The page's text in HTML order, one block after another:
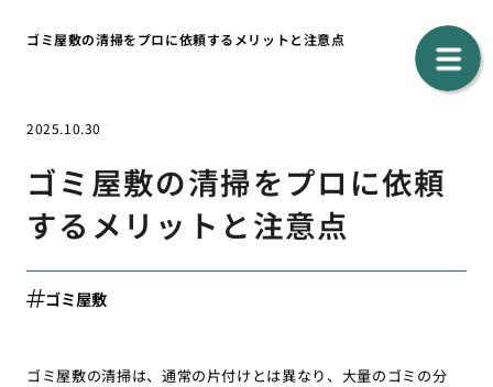
ゴミ屋敷の清掃をプロに依頼するメリットと注意点
2025.10.30
ゴミ屋敷の清掃をプロに依頼
するメリットと注意点
ゴミ屋敷
ゴミ屋敷の清掃は、通常の片付けとは異なり、大量のゴミの分